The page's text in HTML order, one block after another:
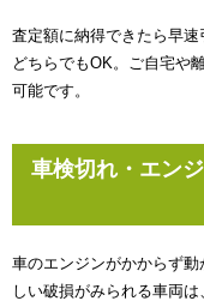
査定額に納得できたら早
どちらでもOK。ご自宅や
可能です。
車検切れ・エン
車のエンジンがかからず
しい破損がみられる車両